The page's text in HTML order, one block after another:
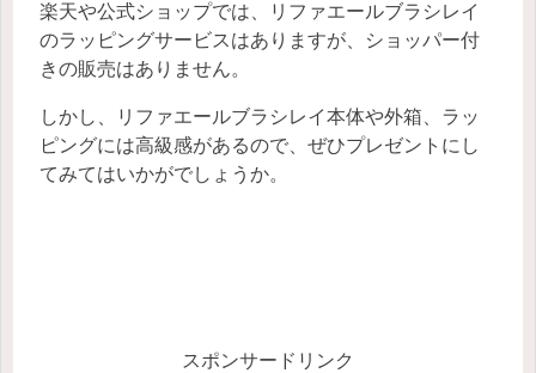
楽天や公式ショップでは、リファエールブラシレイ
のラッピングサービスはありますが、ショッパー付
きの販売はありません。
しかし、リファエールブラシレイ本体や外箱、ラッ
ピングには高級感があるので、ぜひプレゼントにし
てみてはいかがでしょうか。
スポンサードリンク